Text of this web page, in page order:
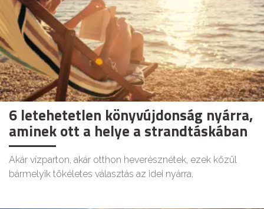
6 letehetetlen könyvújdonság nyárra,
aminek ott a helye a strandtáskában
Akár vízparton, akár otthon heverésznétek, ezek közül
bármelyik tökéletes választás az idei nyárra.